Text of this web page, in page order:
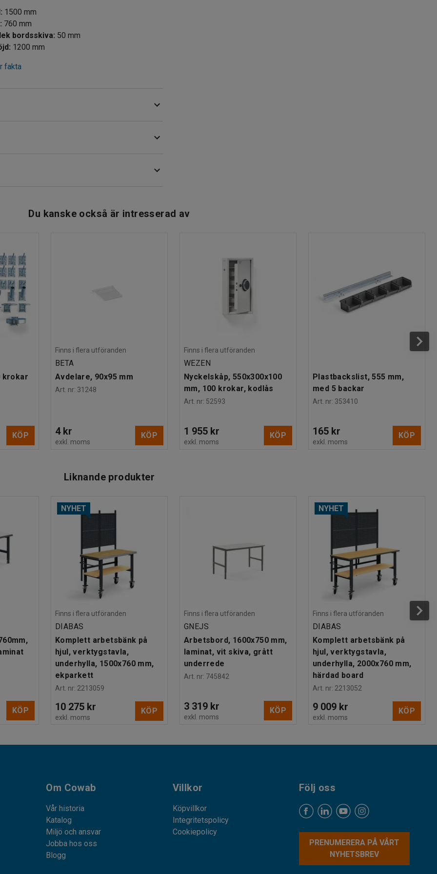
: 1500 mm
: 760 mm
Tjocklek bordsskiva: 50 mm
: 1200 mm
fakta
användning i såväl lager och industri som i
och redskap. Den perforerade ytan gör att
saker du behöver i arbetet.
ben som gör att du kan få en
hjul är fasta och två är länkhjul med broms
ena kortsidan av arbetsbänken sitter ett rejält
Du kanske också är intresserad av
krokar
KÖP
Finns i flera utföranden
BETA
Avdelare, 90x95 mm
Art. nr: 31248
4 kr
exkl. moms
KÖP
Finns i flera utföranden
WEZEN
Nyckelskåp, 550x300x100
mm, 100 krokar, kodlås
Art. nr: 52593
1 955 kr
exkl. moms
KÖP
Plastbackslist, 555 mm,
med 5 backar
Art. nr: 353410
165 kr
exkl. moms
KÖP
Liknande produkter
KÖP
NYHET
Finns i flera utföranden
DIABAS
Komplett arbetsbänk på
hjul, verktygstavla,
underhylla, 1500x760 mm,
ekparkett
Art. nr: 2213059
10 275 kr
exkl. moms
KÖP
Finns i flera utföranden
GNEJS
Arbetsbord, 1600x750 mm,
laminat, vit skiva, grått
underrede
Art. nr: 745842
3 319 kr
exkl. moms
KÖP
NYHET
Finns i flera utföranden
DIABAS
Komplett arbetsbänk på
hjul, verktygstavla,
underhylla, 2000x760 mm,
härdad board
Art. nr: 2213052
9 009 kr
exkl. moms
KÖP
Om Cowab
Vår historia
Katalog
Miljö och ansvar
Jobba hos oss
Blogg
Villkor
Köpvillkor
Integritetspolicy
Cookiepolicy
Följ oss
PRENUMERERA PÅ VÅRT
NYHETSBREV